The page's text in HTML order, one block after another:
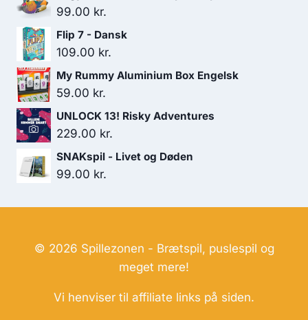
99.00 kr.
Flip 7 - Dansk
109.00 kr.
My Rummy Aluminium Box Engelsk
59.00 kr.
UNLOCK 13! Risky Adventures
229.00 kr.
SNAKspil - Livet og Døden
99.00 kr.
© 2026 Spillezonen - Brætspil, puslespil og
meget mere!
Vi henviser til affiliate links på siden.